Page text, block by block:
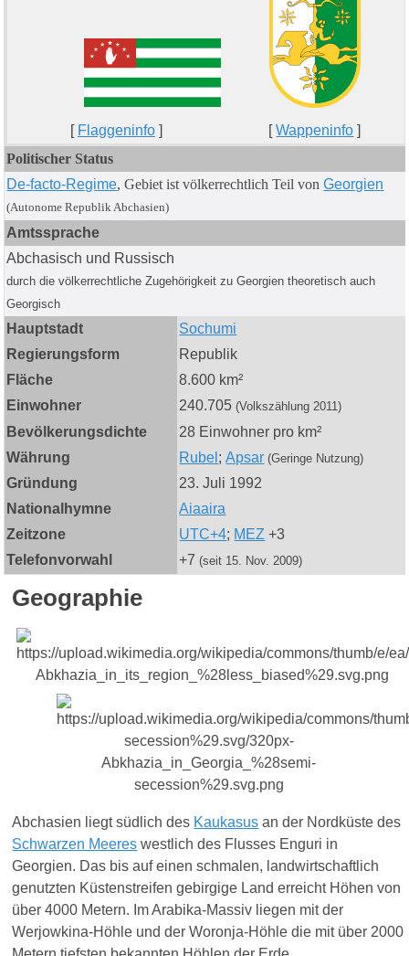
Flaggeninfo] [Wappeninfo
Politischer Status
De‑facto‑Regime, Gebiet ist völkerrechtlich Teil von Georgien
(Autonome Republik Abchasien)
Amtssprache
Abchasisch und Russisch
durch die völkerrechtliche Zugehörigkeit zu Georgien theoretisch auch
Georgisch
Hauptstadt
Sochumi
Regierungsform
Republik
Fläche
8.600 km²
Einwohner
240.705 (Volkszählung 2011)
Bevölkerungsdichte
28 Einwohner pro km²
Währung
Rubel ;Apsar (Geringe Nutzung)
Gründung
23. Juli 1992
Nationalhymne
Aiaaira
Zeitzone
UTC+4; MEZ +3
Telefonvorwahl
+7(seit 15. Nov. 2009)
Geographie
Abchasien liegt südlich des Kaukasus an der Nordküste des
Schwarzen Meeres westlich des Flusses Enguri in
Georgien. Das bis auf einen schmalen, landwirtschaftlich
genutzten Küstenstreifen gebirgige Land erreicht Höhen von
über 4000 Metern. Im Arabika-Massiv liegen mit der
Werjowkina-Höhle und der Woronja-Höhle die mit über 2000